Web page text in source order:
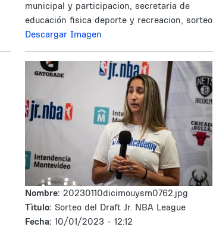
municipal y participacion, secretaria de
educación fisica deporte y recreacion, sorteo
Descargar Imagen
Nombre: 20230110dicimouysm0762.jpg
Tìtulo: Sorteo del Draft Jr. NBA League
Fecha: 10/01/2023 - 12:12